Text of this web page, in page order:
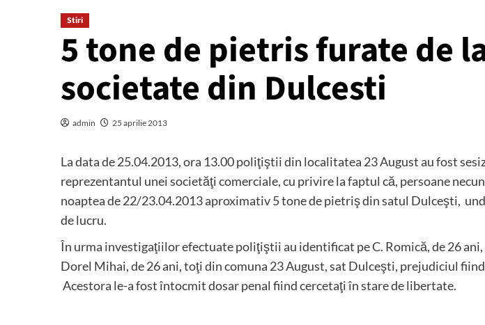
Stiri
5 tone de pietris furate de
societate din Dulcesti
admin 25 aprilie 2013
La data de 25.04.2013, ora 13.00 poliţiştii din localitatea 23 August au fost
reprezentantul unei societăţi comerciale, cu privire la faptul că, persoane
noaptea de 22/23.04.2013 aproximativ 5 tone de pietriş din satul Dulceşti,
de lucru.
În urma investigaţiilor efectuate poliţiştii au identificat pe C. Romică, de 26 ani,
Dorel Mihai, de 26 ani, toţi din comuna 23 August, sat Dulceşti, prejudiciul
Acestora le-a fost întocmit dosar penal fiind cercetaţi în stare de libertate.